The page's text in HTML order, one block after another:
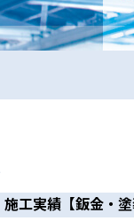
施工実績【鈑金・